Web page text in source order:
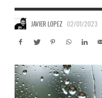
JAVIER LOPEZ 02/01/2023